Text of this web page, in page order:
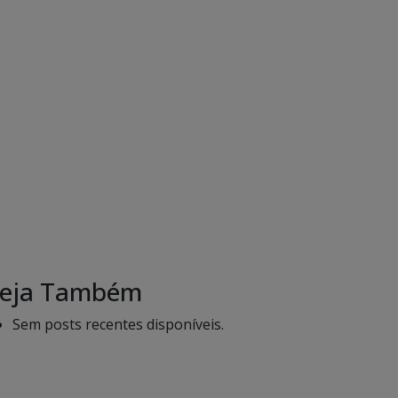
Também
Sem posts recentes disponíveis.